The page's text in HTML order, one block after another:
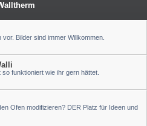
Bilder sind immer Willkommen.
funktioniert wie ihr gern hättet.
Ofen modifizieren? DER Platz für Ideen und